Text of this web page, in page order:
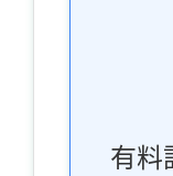
有料